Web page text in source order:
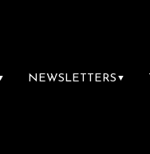
NEWSLETTERS ▼